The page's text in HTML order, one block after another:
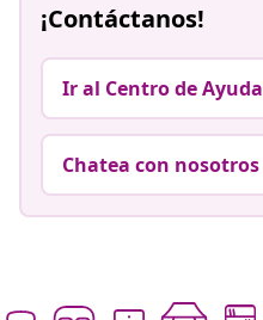
¡Contáctanos!
Ir al Centro de Ayuda
Chatea con nosotros